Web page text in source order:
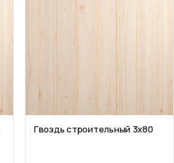
Гвоздь строительный 3х80